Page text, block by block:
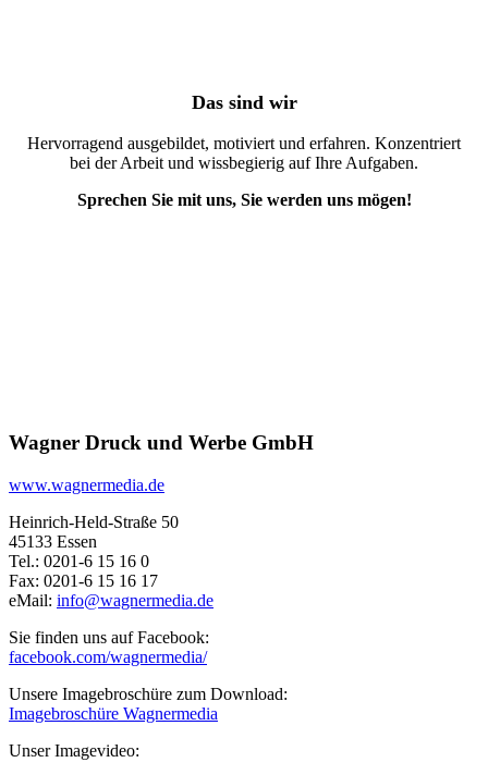
Das sind wir
Hervorragend ausgebildet, motiviert und erfahren. Konzentriert
bei der Arbeit und wissbegierig auf Ihre Aufgaben.
Sprechen Sie mit uns, Sie werden uns mögen!
Wagner Druck und Werbe GmbH
www.wagnermedia.de
Heinrich-Held-Straße 50
45133 Essen
Tel.: 0201-6 15 16 0
Fax: 0201-6 15 16 17
eMail: info@wagnermedia.de
Sie finden uns auf Facebook:
facebook.com/wagnermedia/
Unsere Imagebroschüre zum Download:
Imagebroschüre Wagnermedia
Unser Imagevideo: